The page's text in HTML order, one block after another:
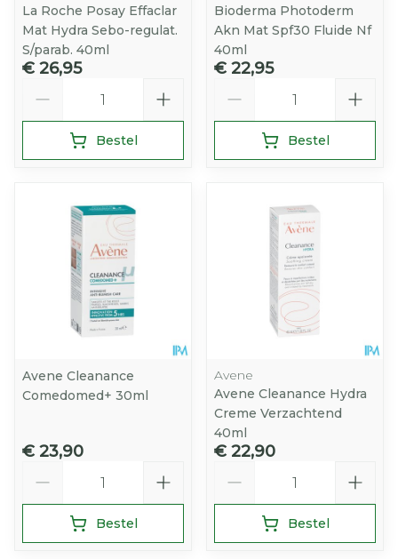
La Roche Posay Effaclar
Mat Hydra Sebo-regulat.
S/parab. 40ml
€ 26,95
Bestel
Bioderma Photoderm
Akn Mat Spf30 Fluide Nf
40ml
€ 22,95
Bestel
Avene Cleanance
Comedomed+ 30ml
€ 23,90
Bestel
Avene
Avene Cleanance Hydra
Creme Verzachtend
40ml
€ 22,90
Bestel